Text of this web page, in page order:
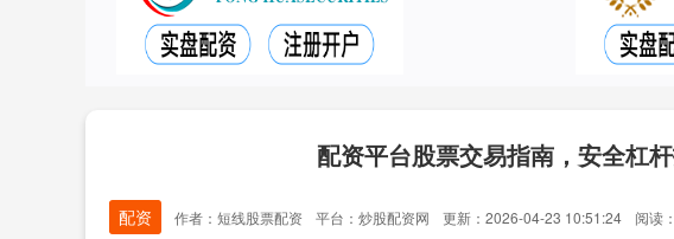
配资平台股票交易指南，安全杠
配资 作者：短线股票配资 平台：炒股配资网 更新：2026-04-23 10:51:24 阅读